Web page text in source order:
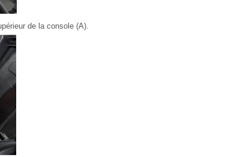
de la console (A).